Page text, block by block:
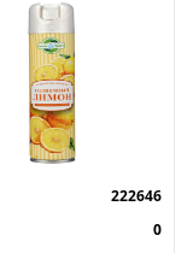
222646
0